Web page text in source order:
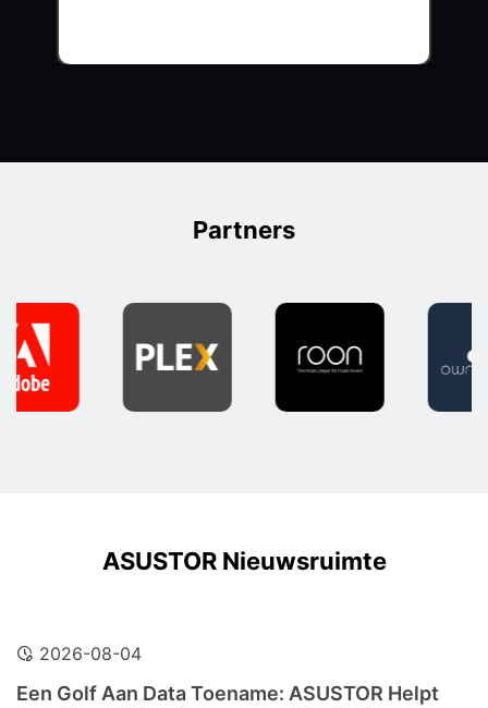
Partners
ASUSTOR Nieuwsruimte
2026-08-04
Een Golf Aan Data Toename: ASUSTOR Helpt